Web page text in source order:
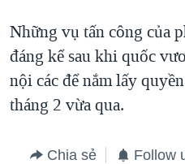
BÊN KIA QUỐC LỘ: TIẾNG
QUAN HỆ VIỆT MỸ
Những vụ tấn công của
đáng kể sau khi quốc
nội các để nắm lấy
tháng 2 vừa qua.
Chia sẻ Follow